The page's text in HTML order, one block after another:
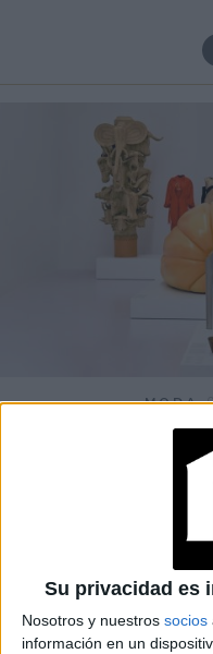
Su privacidad es
Nosotros y nuestros socios
información en un
MODA
Jonathan
en Dior:
El diseñador
Grazia Chiuri se
profundamente
podemos